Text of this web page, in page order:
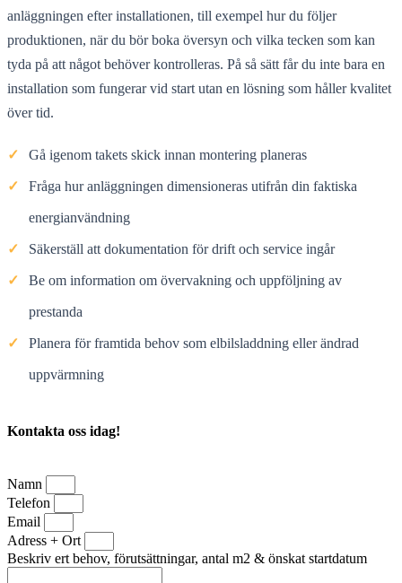
anläggningen efter installationen, till exempel hur du följer
produktionen, när du bör boka översyn och vilka tecken som kan
tyda på att något behöver kontrolleras. På så sätt får du inte bara en
installation som fungerar vid start utan en lösning som håller kvalitet
över tid.
✓ Gå igenom takets skick innan montering planeras
✓ Fråga hur anläggningen dimensioneras utifrån din faktiska
energianvändning
✓ Säkerställ att dokumentation för drift och service ingår
✓ Be om information om övervakning och uppföljning av
prestanda
✓ Planera för framtida behov som elbilsladdning eller ändrad
uppvärmning
Kontakta oss idag!
Namn
Telefon
Email
Adress + Ort
Beskriv ert behov, förutsättningar, antal m2 & önskat startdatum